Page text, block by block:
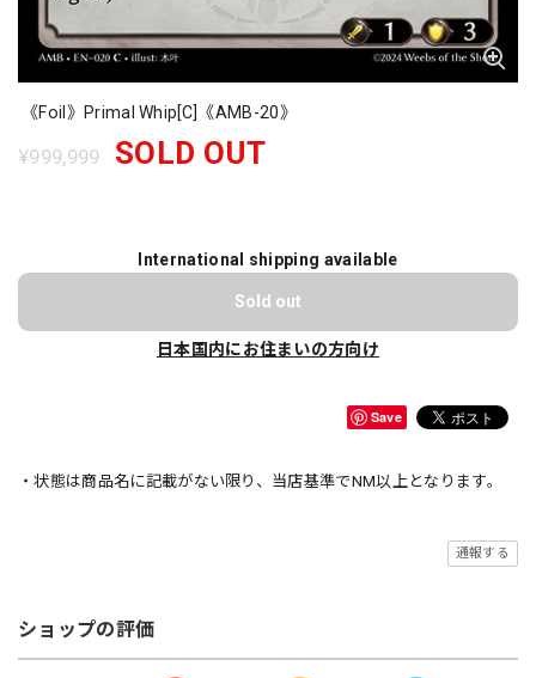
《Foil》Primal Whip[C]《AMB-20》
¥999,999 SOLD OUT
International shipping available
Sold out
日本国内にお住まいの方向け
Save
・状態は商品名に記載がない限り、当店基準でNM以上となります。
通報する
ショップの評価